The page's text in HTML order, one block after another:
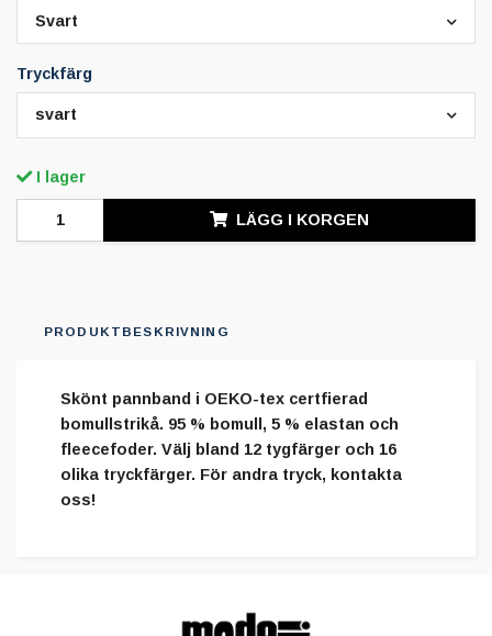
Svart
Tryckfärg
svart
I lager
LÄGG I KORGEN
PRODUKTBESKRIVNING
Skönt pannband i OEKO-tex certfierad
bomullstrikå. 95 % bomull, 5 % elastan och
fleecefoder. Välj bland 12 tygfärger och 16
olika tryckfärger. För andra tryck, kontakta
oss!